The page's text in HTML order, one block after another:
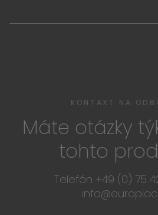
KONTAKT NA
Máte otázky
tohto
Telefón +49 (0) 75